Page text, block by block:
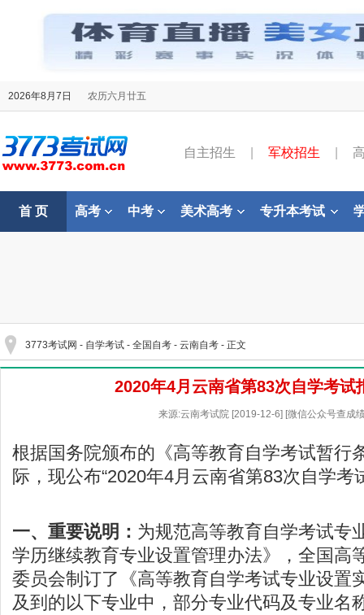
2026年8月7日 农历六月廿五
自主招生 军校招生
首 页 高考 中考 美术高考 专升本考试
3773考试网 - 自学考试 - 全国自考 - 云南自考 - 正文
2020年4月云南省第83次自学考试
来源:云南考试院 [2019-12-6] [微信公众号查成
根据国务院颁布的《高等教育自学考试暂行
际，现公布“2020年4月云南省第83次自学考
一、重要说明： 为规范高等教育自学考试专
学历继续教育专业设置管理办法》，全国高
委员会制订了《高等教育自学考试专业设置
及到的以下专业中，部分专业代码及专业名